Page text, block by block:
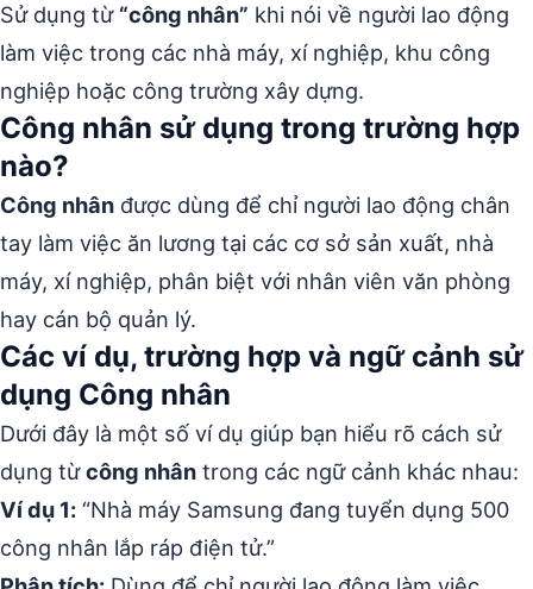
Sử dụng từ “công nhân” khi nói về người lao động
làm việc trong các nhà máy, xí nghiệp, khu công
nghiệp hoặc công trường xây dựng.
Công nhân sử dụng trong trường hợp
nào?
Công nhân được dùng để chỉ người lao động chân
tay làm việc ăn lương tại các cơ sở sản xuất, nhà
máy, xí nghiệp, phân biệt với nhân viên văn phòng
hay cán bộ quản lý.
Các ví dụ, trường hợp và ngữ cảnh sử
dụng Công nhân
Dưới đây là một số ví dụ giúp bạn hiểu rõ cách sử
dụng từcông nhân trong các ngữ cảnh khác nhau:
Ví dụ 1: “Nhà máy Samsung đang tuyển dụng 500
công nhân lắp ráp điện tử.”